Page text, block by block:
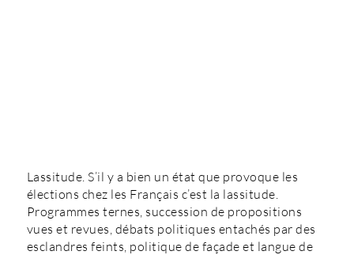
Lassitude. S’il y a bien un état que provoque les
élections chez les Français c’est la lassitude.
Programmes ternes, succession de propositions
vues et revues, débats politiques entachés par des
esclandres feints, politique de façade et langue de